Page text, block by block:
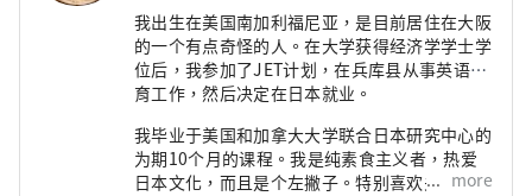
我出生在美国南加利福尼亚，是目前居住在大阪
的一个有点奇怪的人。在大学获得经济学学士学
位后，我参加了JET计划，在兵库县从事英语教
育工作，然后决定在日本就业。
我毕业于美国和加拿大大学联合日本研究中心的
为期10个月的课程。我是纯素食主义者，热爱
日本文化，而且是个左撇子。特别喜欢关西！
more